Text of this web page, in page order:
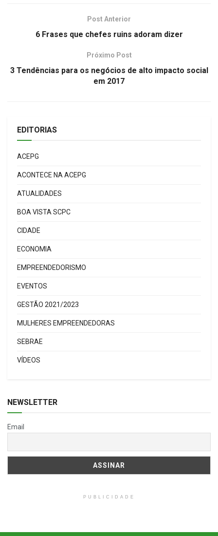
Post Anterior
6 Frases que chefes ruins adoram dizer
Próximo Post
3 Tendências para os negócios de alto impacto social
em 2017
EDITORIAS
ACEPG
ACONTECE NA ACEPG
ATUALIDADES
BOA VISTA SCPC
CIDADE
ECONOMIA
EMPREENDEDORISMO
EVENTOS
GESTÃO 2021/2023
MULHERES EMPREENDEDORAS
SEBRAE
VÍDEOS
NEWSLETTER
Email
PUBLICIDADE